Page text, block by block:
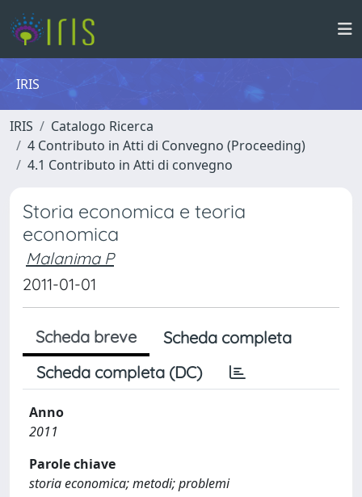
IRIS
IRIS
Catalogo Ricerca
4 Contributo in Atti di Convegno (Proceeding)
4.1 Contributo in Atti di convegno
Storia economica e teoria
economica
Malanima P
2011-01-01
Scheda breve
Scheda completa
Scheda completa (DC)
Anno
2011
Parole chiave
storia economica; metodi; problemi